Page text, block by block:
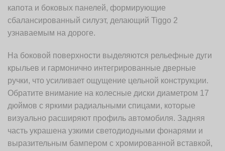
капота и боковых панелей, формирующие
сбалансированный силуэт, делающий Tiggo 2
узнаваемым на дороге.
На боковой поверхности выделяются рельефные дуги
крыльев и гармонично интегрированные дверные
ручки, что усиливает ощущение цельной конструкции.
Обратите внимание на колесные диски диаметром 17
дюймов с яркими радиальными спицами, которые
визуально расширяют профиль автомобиля. Задняя
часть украшена узкими светодиодными фонарями и
выразительным бампером с хромированной вставкой,